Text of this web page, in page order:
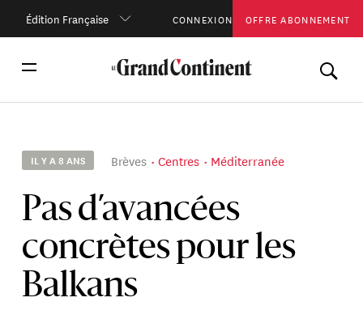
Édition Française CONNEXION OFFRE ABONNEMENT
IL Y A 8 ANS Brèves Centres Méditerranée
Pas d’avancées
concrètes pour les
Balkans